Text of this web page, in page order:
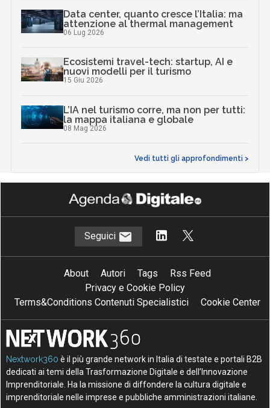
Data center, quanto cresce l’Italia: ma
attenzione al thermal management
06 Lug 2026
Ecosistemi travel-tech: startup, AI e
nuovi modelli per il turismo
15 Giu 2026
L’IA nel turismo corre, ma non per tutti:
la mappa italiana e globale
08 Mag 2026
Vedi tutti gli approfondimenti >
Seguici
About Autori Tags
Rss Feed
Privacy e Cookie Policy
Terms&Conditions Contenuti Specialistici
Cookie Center
Nextwork360 è il più grande network in Italia di testate e portali B2B
dedicati ai temi della Trasformazione Digitale e dell’Innovazione
Imprenditoriale. Ha la missione di diffondere la cultura digitale e
imprenditoriale nelle imprese e pubbliche amministrazioni italiane.